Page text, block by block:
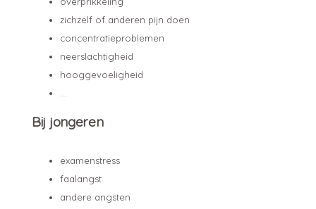
zichzelf of anderen pijn doen
concentratieproblemen
neerslachtigheid
hooggevoeligheid
...
Bij jongeren
examenstress
faalangst
andere angsten